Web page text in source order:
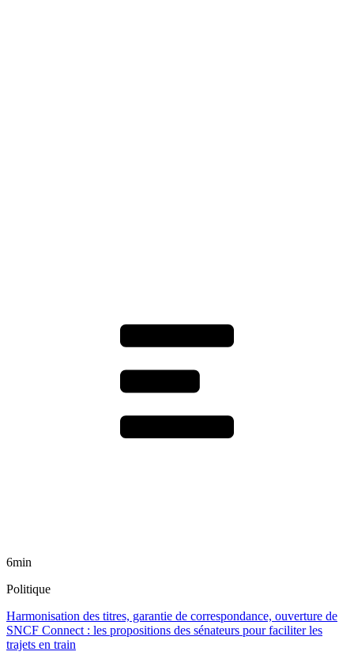
6min
Politique
Harmonisation des titres, garantie de correspondance, ouverture de
SNCF Connect : les propositions des sénateurs pour faciliter les
trajets en train